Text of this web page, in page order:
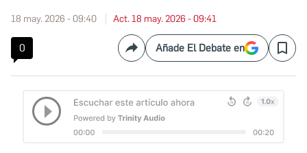
18 may. 2026 - 09:40 Act. 18 may. 2026 - 09:41
0 CompartirAñade El Debate en Save